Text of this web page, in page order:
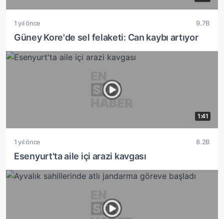
1 yıl önce 9.7B
Güney Kore'de sel felaketi: Can kaybı artıyor
1:41
1 yıl önce 8.2B
Esenyurt'ta aile içi arazi kavgası